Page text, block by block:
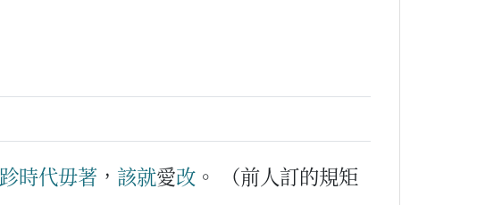
跈時代毋著 ， 該就愛改 。
（前人訂的規矩